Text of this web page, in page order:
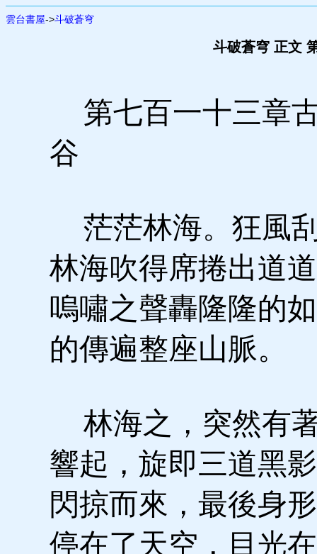
雲台書屋->斗破蒼穹
斗破蒼穹 正文
第七百一十三章
谷
茫茫林海。狂風
林海吹得席捲出道
嗚嘯之聲轟隆隆的
的傳遍整座山脈。
林海之，突然有
響起，旋即三道黑
閃掠而來，最後身
停在了天空，目光